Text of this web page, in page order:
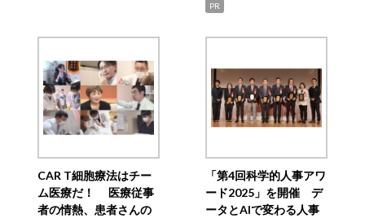
PR
CAR T細胞療法はチー
ム医療だ！ 医療従事
者の情熱、患者さんの
「第4回科学的人事アワ
ード2025」を開催 デ
ータとAIで変わる人事